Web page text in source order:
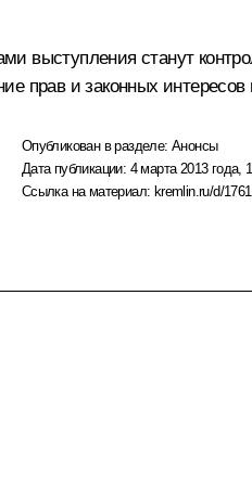
выступления станут
прав и законных интересов
Опубликован в разделе:Анонсы
Дата публикации: 4 марта 2013 года,
Ссылка на материал: kremlin.ru/d/